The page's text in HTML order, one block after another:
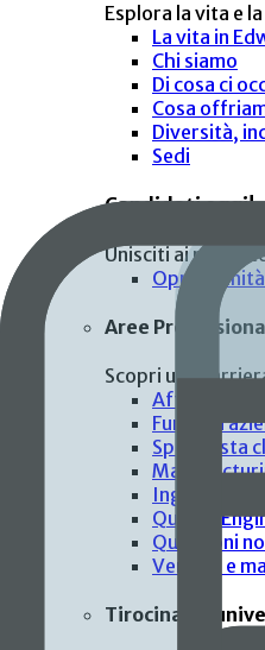
Esplora la vita e
La vita in
Chi siamo
Di cosa ci
Cosa
Diversità,
Sedi
Candidati oggi!
Unisciti ai nostri
Aree
Scopri una
Affari clinici
Funzioni
Specialista
Ingegneria e
Quality
Questioni
Vendite e
Tirocinanti